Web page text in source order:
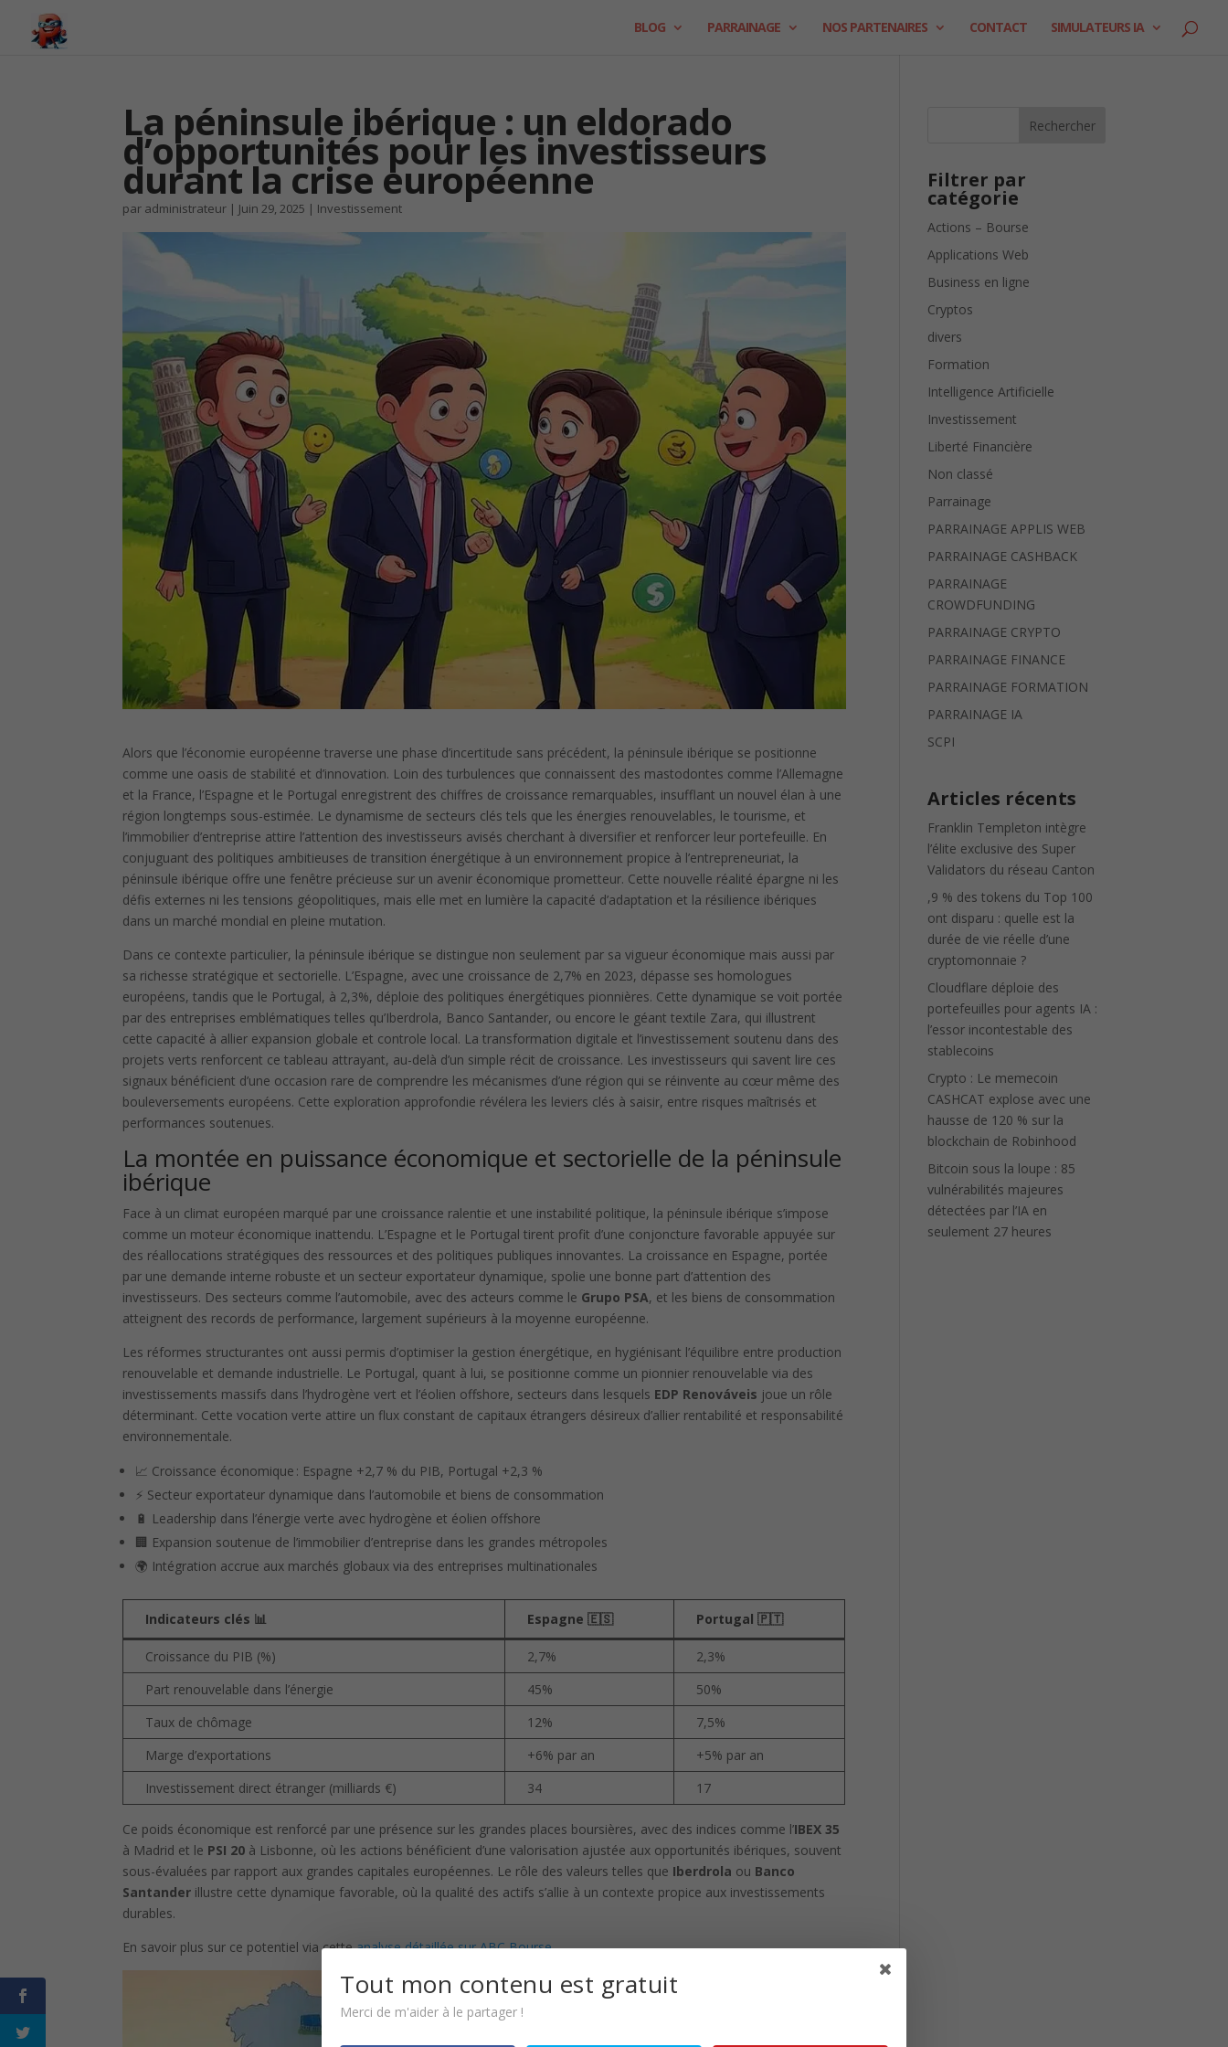
BLOG PARRAINAGE NOS PARTENAIRES CONTACT SIMULATEURS IA
La péninsule ibérique : un eldorado
d’opportunités pour les investisseurs
durant la crise européenne
par administrateur | Juin 29, 2025 | Investissement
Alors que l’économie européenne traverse une phase d’incertitude sans précédent, la péninsule ibérique se positionne
comme une oasis de stabilité et d’innovation. Loin des turbulences que connaissent des mastodontes comme l’Allemagne
et la France, l’Espagne et le Portugal enregistrent des chiffres de croissance remarquables, insufflant un nouvel élan à une
région longtemps sous-estimée. Le dynamisme de secteurs clés tels que les énergies renouvelables, le tourisme, et
l’immobilier d’entreprise attire l’attention des investisseurs avisés cherchant à diversifier et renforcer leur portefeuille. En
conjuguant des politiques ambitieuses de transition énergétique à un environnement propice à l’entrepreneuriat, la
péninsule ibérique offre une fenêtre précieuse sur un avenir économique prometteur. Cette nouvelle réalité épargne ni les
défis externes ni les tensions géopolitiques, mais elle met en lumière la capacité d’adaptation et la résilience ibériques
dans un marché mondial en pleine mutation.
Dans ce contexte particulier, la péninsule ibérique se distingue non seulement par sa vigueur économique mais aussi par
sa richesse stratégique et sectorielle. L’Espagne, avec une croissance de 2,7% en 2023, dépasse ses homologues
européens, tandis que le Portugal, à 2,3%, déploie des politiques énergétiques pionnières. Cette dynamique se voit portée
par des entreprises emblématiques telles qu’Iberdrola, Banco Santander, ou encore le géant textile Zara, qui illustrent
cette capacité à allier expansion globale et controle local. La transformation digitale et l’investissement soutenu dans des
projets verts renforcent ce tableau attrayant, au-delà d’un simple récit de croissance. Les investisseurs qui savent lire ces
signaux bénéficient d’une occasion rare de comprendre les mécanismes d’une région qui se réinvente au cœur même des
bouleversements européens. Cette exploration approfondie révélera les leviers clés à saisir, entre risques maîtrisés et
performances soutenues.
La montée en puissance économique et sectorielle de la péninsule
ibérique
Face à un climat européen marqué par une croissance ralentie et une instabilité politique, la péninsule ibérique s’impose
comme un moteur économique inattendu. L’Espagne et le Portugal tirent profit d’une conjoncture favorable appuyée sur
des réallocations stratégiques des ressources et des politiques publiques innovantes. La croissance en Espagne, portée
par une demande interne robuste et un secteur exportateur dynamique, spolie une bonne part d’attention des
investisseurs. Des secteurs comme l’automobile, avec des acteurs comme le Grupo PSA, et les biens de consommation
atteignent des records de performance, largement supérieurs à la moyenne européenne.
Les réformes structurantes ont aussi permis d’optimiser la gestion énergétique, en hygiénisant l’équilibre entre production
renouvelable et demande industrielle. Le Portugal, quant à lui, se positionne comme un pionnier renouvelable via des
investissements massifs dans l’hydrogène vert et l’éolien offshore, secteurs dans lesquels EDP Renováveis joue un rôle
déterminant. Cette vocation verte attire un flux constant de capitaux étrangers désireux d’allier rentabilité et responsabilité
environnementale.
📈 Croissance économique : Espagne +2,7 % du PIB, Portugal +2,3 %
⚡ Secteur exportateur dynamique dans l’automobile et biens de consommation
🔋 Leadership dans l’énergie verte avec hydrogène et éolien offshore
🏢 Expansion soutenue de l’immobilier d’entreprise dans les grandes métropoles
🌍 Intégration accrue aux marchés globaux via des entreprises multinationales
Indicateurs clés 📊 Espagne 🇪🇸 Portugal 🇵🇹
Croissance du PIB (%) 2,7%
2,3%
Part renouvelable dans l’énergie
45%
50%
Taux de chômage
12%
7,5%
Marge d’exportations
+6% par an
+5% par an
Investissement direct étranger (milliards €)
34 17
Ce poids économique est renforcé par une présence sur les grandes places boursières, avec des indices comme l’IBEX 35
à Madrid et le PSI 20 à Lisbonne, où les actions bénéficient d’une valorisation ajustée aux opportunités ibériques, souvent
sous-évaluées par rapport aux grandes capitales européennes. Le rôle des valeurs telles que Iberdrola ou Banco
Santander illustre cette dynamique favorable, où la qualité des actifs s’allie à un contexte propice aux investissements
durables.
En savoir plus sur ce potentiel via cetteanalyse détaillée sur ABC Bourse.
Rechercher
Filtrer par
catégorie
Actions – Bourse
Applications Web
Business en ligne
Cryptos
divers
Formation
Intelligence Artificielle
Investissement
Liberté Financière
Non classé
Parrainage
PARRAINAGE APPLIS WEB
PARRAINAGE CASHBACK
PARRAINAGE
CROWDFUNDING
PARRAINAGE CRYPTO
PARRAINAGE FINANCE
PARRAINAGE FORMATION
PARRAINAGE IA
SCPI
Articles récents
Franklin Templeton intègre
l’élite exclusive des Super
Validators du réseau Canton
,9 % des tokens du Top 100
ont disparu : quelle est la
durée de vie réelle d’une
cryptomonnaie ?
Cloudflare déploie des
portefeuilles pour agents IA :
l’essor incontestable des
stablecoins
Crypto : Le memecoin
CASHCAT explose avec une
hausse de 120 % sur la
blockchain de Robinhood
Bitcoin sous la loupe : 85
vulnérabilités majeures
détectées par l’IA en
seulement 27 heures
Tout mon contenu est gratuit
Merci de m'aider à le partager !